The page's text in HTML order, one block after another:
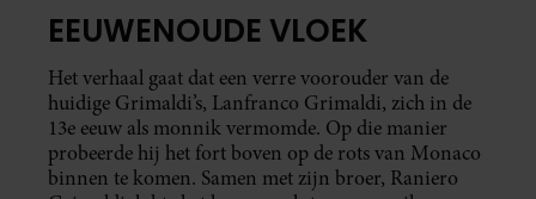
EEUWENOUDE VLOEK
Het verhaal gaat dat een verre voorouder van de
huidige Grimaldi’s, Lanfranco Grimaldi, zich in de
13e eeuw als monnik vermomde. Op die manier
probeerde hij het fort boven op de rots van Monaco
binnen te komen. Samen met zijn broer, Raniero